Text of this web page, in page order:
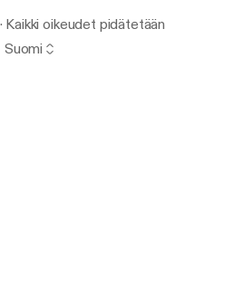
oikeudet pidätetään
Suomi